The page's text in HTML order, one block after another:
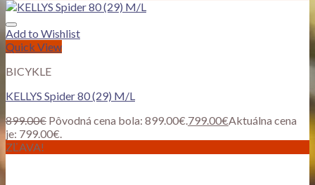
Add to Wishlist
Quick View
BICYKLE
KELLYS Spider 80 (29) M/L
899.00€ Pôvodná cena bola: 899.00€. 799.00€Aktuálna cena
je: 799.00€.
ZĽAVA!